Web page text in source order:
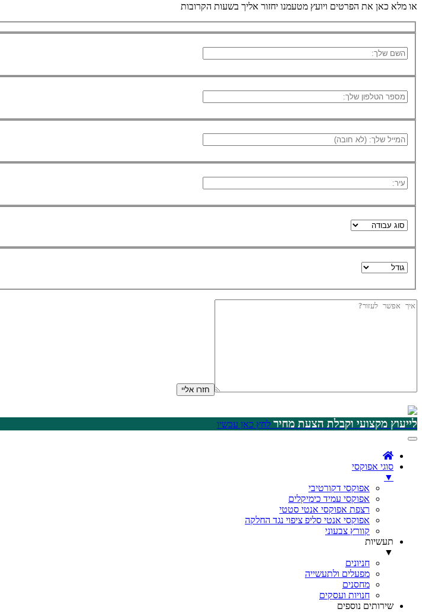
או מלא כאן את הפרטים ויועץ מטעמנו יחזור אליך בשעות הקרובות
לייעוץ מקצועי וקבלת הצעת מחיר לחץ כאן עכשיו
סוגי אפוקסי
▼
אפוקסי דקורטיבי
אפוקסי עמיד כימיקלים
רצפת אפוקסי אנטי סטטי
אפוקסי אנטי סליפ ציפוי נגד החלקה
קוורץ צבעוני
תעשיות
▼
חניונים
מפעלים ולתעשייה
מחסנים
חנויות ועסקים
שירותים נוספים